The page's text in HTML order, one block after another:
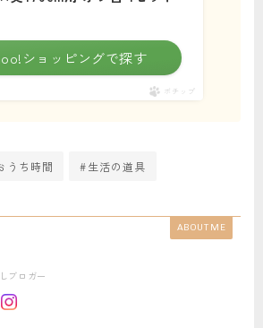
ショッピングで探す
ポチップ
うち時間 #生活の道具
ABOUT ME
ブロガー